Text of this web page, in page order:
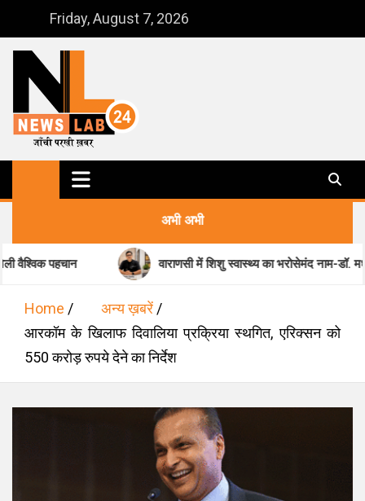
content
Friday, August 7, 2026
NewsLab24
जाँची परखी ख़बर
अभी अभी
वाराणसी में शिशु स्वास्थ्य का भरोसेमंद नाम-डॉ. मधुकर पांडेय
Home
अन्य ख़बरें
आरकॉम के खिलाफ दिवालिया प्रक्रिया स्थगित, एरिक्सन को
550 करोड़ रुपये देने का निर्देश